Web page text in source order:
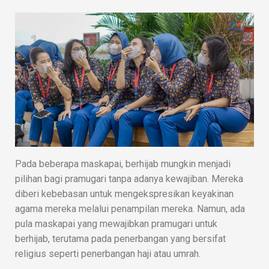
Pada beberapa maskapai, berhijab mungkin menjadi
pilihan bagi pramugari tanpa adanya kewajiban. Mereka
diberi kebebasan untuk mengekspresikan keyakinan
agama mereka melalui penampilan mereka. Namun, ada
pula maskapai yang mewajibkan pramugari untuk
berhijab, terutama pada penerbangan yang bersifat
religius seperti penerbangan haji atau umrah.